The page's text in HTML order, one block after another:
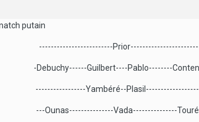
putain
-------------------------
-Debuchy------Guilbert----Pablo--------
-----------------Yambéré--
---Ounas---------------Vada---------------